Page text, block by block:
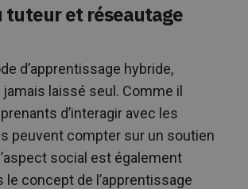
tuteur et réseautage
d’apprentissage hybride,
jamais laissé seul. Comme il
d’interagir avec les
peuvent compter sur un soutien
social est également
le concept de l’apprentissage